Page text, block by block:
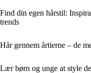
Find din egen hårstil:
trends
Hår gennem årtierne – de
Lær børn og unge at style